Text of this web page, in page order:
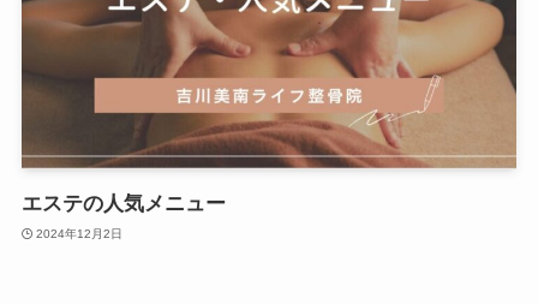
エステの人気メニュー
2024年12月2日